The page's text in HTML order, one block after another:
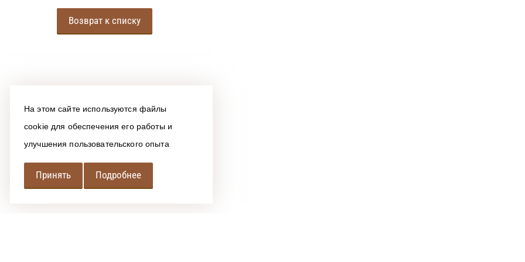
На этом сайте используются файлы
cookie для обеспечения его работы и
улучшения пользовательского опыта
Принять Подробнее
Возврат к списку